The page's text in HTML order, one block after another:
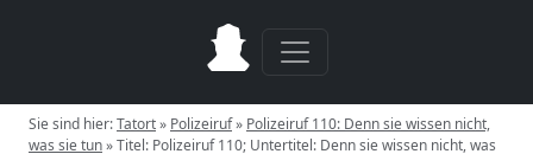
Sie sind hier:Tatort» Polizeiruf» Polizeiruf 110: Denn sie wissen nicht,
was sie tun»Titel: Polizeiruf 110; Untertitel: Denn sie wissen nicht, was